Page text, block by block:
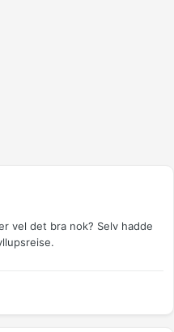
vel det bra nok? Selv hadde